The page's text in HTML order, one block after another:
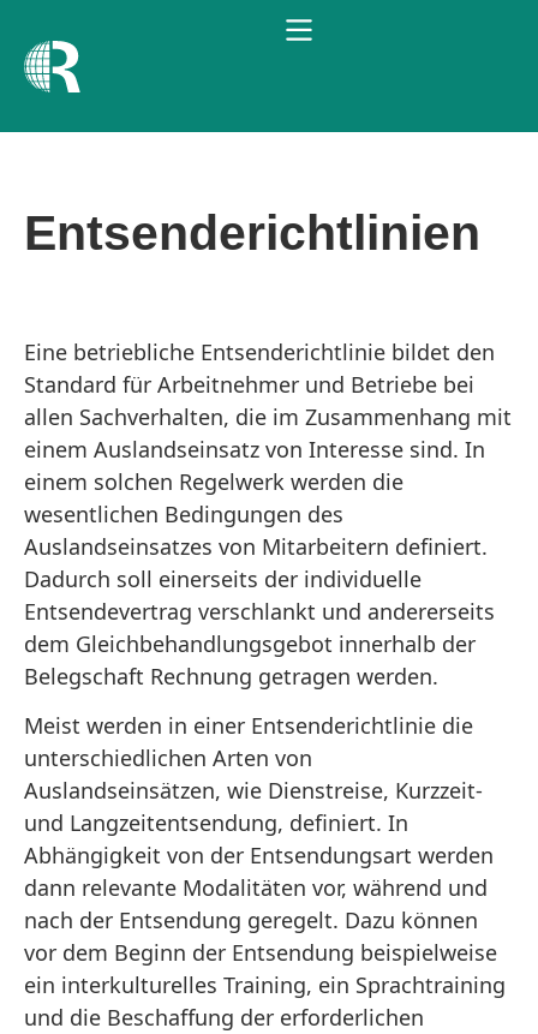
Entsenderichtlinien
Eine betriebliche Entsenderichtlinie bildet den
Standard für Arbeitnehmer und Betriebe bei
allen Sachverhalten, die im Zusammenhang mit
einem Auslandseinsatz von Interesse sind. In
einem solchen Regelwerk werden die
wesentlichen Bedingungen des
Auslandseinsatzes von Mitarbeitern definiert.
Dadurch soll einerseits der individuelle
Entsendevertrag verschlankt und andererseits
dem Gleichbehandlungsgebot innerhalb der
Belegschaft Rechnung getragen werden.
Meist werden in einer Entsenderichtlinie die
unterschiedlichen Arten von
Auslandseinsätzen, wie Dienstreise, Kurzzeit-
und Langzeitentsendung, definiert. In
Abhängigkeit von der Entsendungsart werden
dann relevante Modalitäten vor, während und
nach der Entsendung geregelt. Dazu können
vor dem Beginn der Entsendung beispielweise
ein interkulturelles Training, ein Sprachtraining
und die Beschaffung der erforderlichen